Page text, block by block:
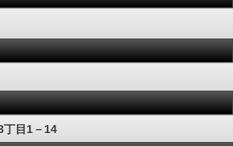
丁目1－14